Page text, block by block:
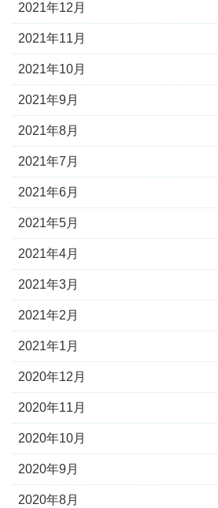
2021年12月
2021年11月
2021年10月
2021年9月
2021年8月
2021年7月
2021年6月
2021年5月
2021年4月
2021年3月
2021年2月
2021年1月
2020年12月
2020年11月
2020年10月
2020年9月
2020年8月